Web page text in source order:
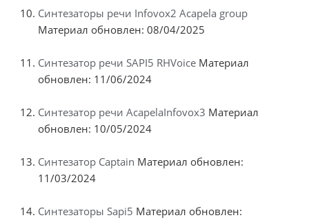
Синтезаторы речи Infovox2 Acapela group
Материал обновлен: 08/04/2025
Синтезатор речи SAPI5 RHVoice Материал
обновлен: 11/06/2024
Синтезатор речи AcapelaInfovox3 Материал
обновлен: 10/05/2024
Синтезатор Captain Материал обновлен:
11/03/2024
Синтезаторы Sapi5 Материал обновлен: